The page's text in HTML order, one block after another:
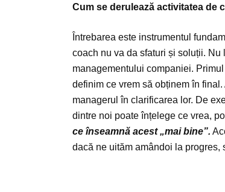
Cum se derulează activitatea de
Întrebarea este instrumentul
coach nu va da sfaturi și soluții.
managementului companiei.
definim ce vrem să obținem în
managerul în clarificarea lor. De
dintre noi poate înțelege ce vrea,
ce înseamnă acest „mai bine”.
dacă ne uităm amândoi la progres,